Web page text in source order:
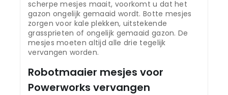
scherpe mesjes maait, voorkomt u dat het
gazon ongelijk gemaaid wordt. Botte mesjes
zorgen voor kale plekken, uitstekende
grassprieten of ongelijk gemaaid gazon. De
mesjes moeten altijd alle drie tegelijk
vervangen worden.
Robotmaaier mesjes voor
Powerworks vervangen